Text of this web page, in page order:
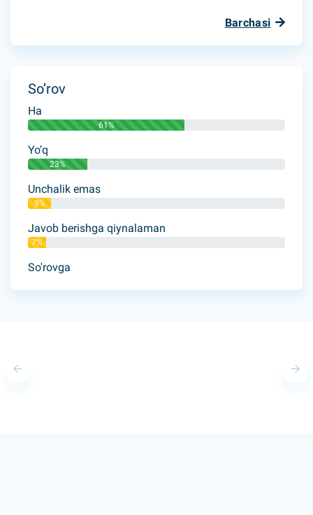
Barchasi
So’rov
Ha
61%
Yo’q
23%
Unchalik emas
9%
Javob berishga qiynalaman
7%
So'rovga